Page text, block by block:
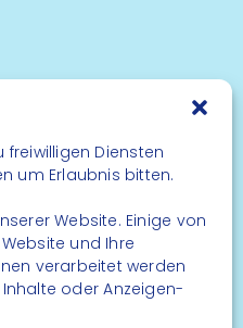
freiwilligen Diensten
um Erlaubnis bitten.
Website. Einige von
und Ihre
verarbeitet werden
Inhalte oder Anzeigen-